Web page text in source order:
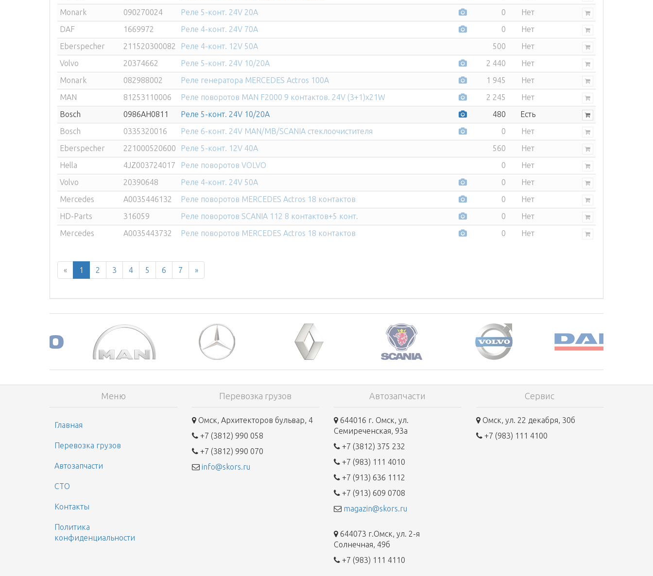
Monark
090270024 Реле 5-конт. 24V 20A 0
Нет
DAF
1669972 Реле 4-конт. 24V 70A 0
Нет
Eberspecher
211520300082 Реле 4-конт. 12V 50A 500
Нет
Volvo
20374662 Реле 5-конт. 24V 10/20A 2 440
Нет
Monark
082988002 Реле генератора MERCEDES Actros 100A 1 945
Нет
MAN
81253110006 Реле поворотов MAN F2000 9 контактов. 24V (3+1)x21W 2 245
Нет
Bosch
0986AH0811 Реле 5-конт. 24V 10/20A 480
Есть
Bosch
0335320016 Реле 6-конт. 24V MAN/MB/SCANIA стеклоочистителя 0
Нет
Eberspecher
221000520600 Реле 5-конт. 12V 40A 560
Нет
Hella
4JZ003724017 Реле поворотов VOLVO 0
Нет
Volvo
20390648 Реле 4-конт. 24V 50A 0
Нет
Mercedes
A0035446132 Реле поворотов MERCEDES Actros 18 контактов 0
Нет
HD-Parts
316059 Реле поворотов SCANIA 112 8 контактов+5 конт. 0
Нет
Mercedes
A0035443732 Реле поворотов MERCEDES Actros 18 контактов 0 Нет
« 1 2 3 4 5 6 7 »
Меню
Главная
Перевозка грузов
Автозапчасти
СТО
Контакты
Политика
конфиденциальности
Перевозка грузов
Омск, Архитекторов бульвар, 4
+7 (3812) 990 058
+7 (3812) 990 070
info@skors.ru
Автозапчасти
644016 г. Омск, ул.
Семиреченская, 93а
+7 (3812) 375 232
+7 (983) 111 4010
+7 (913) 636 1112
+7 (913) 609 0708
magazin@skors.ru
644073 г.Омск, ул. 2-я
Солнечная, 49б
+7 (983) 111 4110
Сервис
Омск, ул. 22 декабря, 30б
+7 (983) 111 4100